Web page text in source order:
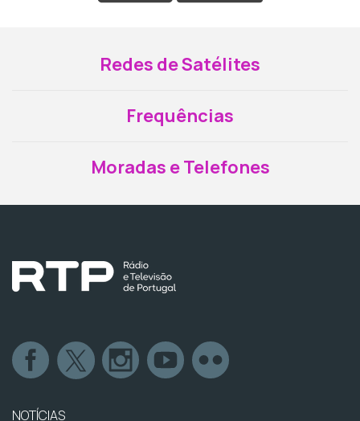
Redes de Satélites
Frequências
Moradas e Telefones
NOTÍCIAS